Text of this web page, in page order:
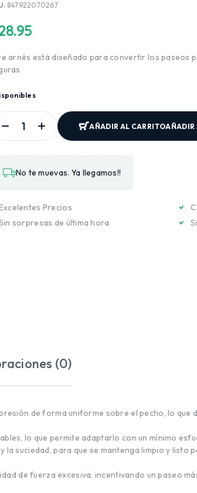
847922070267
arnés está diseñado para convertir los paseos
AÑADIR AL CARRITOAÑADIR
No te muevas. Ya llegamos!!
Precios
sorpresas de última hora
(0)
de forma uniforme sobre el pecho, lo que
lo que permite adaptarlo con un mínimo
suciedad, para que se mantenga limpio y listo
de fuerza excesiva, incentivando un paseo